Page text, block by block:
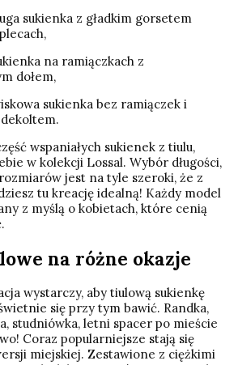
sukienka z gładkim gorsetem
na ramiączkach z
dołem,
sukienka bez ramiączek i
wspaniałych sukienek z tiulu,
w kolekcji Lossal. Wybór długości,
jest na tyle szeroki, że z
tu kreację idealną! Każdy model
z myślą o kobietach, które cenią
na różne okazje
wystarczy, aby tiulową sukienkę
się przy tym bawić. Randka,
studniówka, letni spacer po mieście
Coraz popularniejsze stają się
miejskiej. Zestawione z ciężkimi